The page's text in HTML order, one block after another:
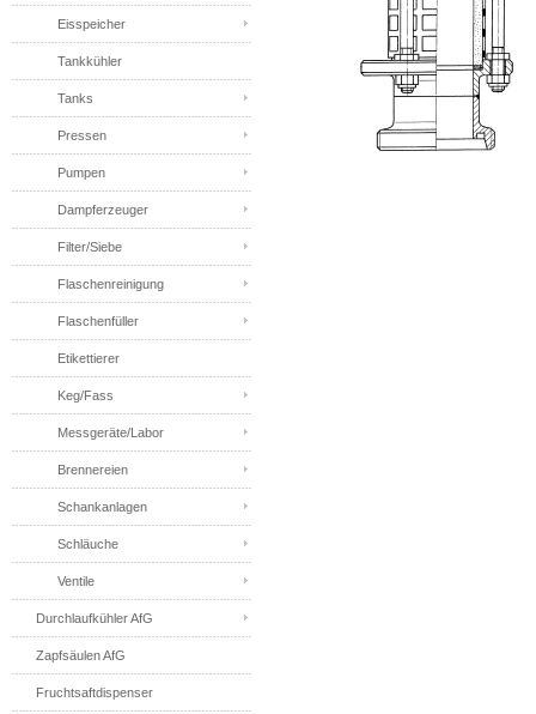
Eisspeicher
Tankkühler
Tanks
Pressen
Pumpen
Dampferzeuger
Filter/Siebe
Flaschenreinigung
Flaschenfüller
Etikettierer
Keg/Fass
Messgeräte/Labor
Brennereien
Schankanlagen
Schläuche
Ventile
Durchlaufkühler AfG
Zapfsäulen AfG
Fruchtsaftdispenser